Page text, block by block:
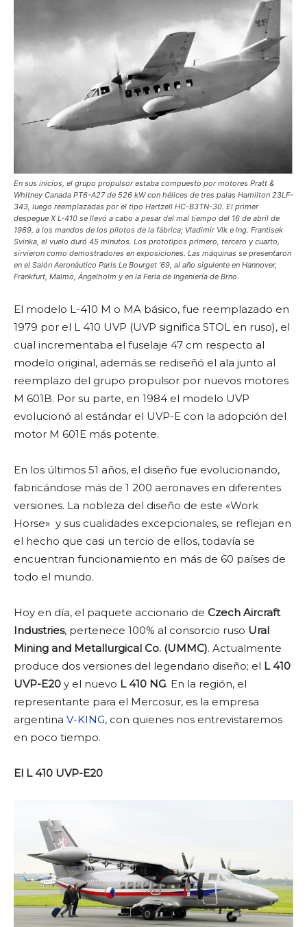
En sus inicios, el grupo propulsor estaba compuesto por motores Pratt &
Whitney Canada PT6-A27 de 526 kW con hélices de tres palas Hamilton 23LF-
343, luego reemplazadas por el tipo Hartzell HC-B3TN-30. El primer
despegue X L-410 se llevó a cabo a pesar del mal tiempo del 16 de abril de
1969, a los mandos de los pilotos de la fábrica; Vladimir Vlk e lng. Frantisek
Svinka, el vuelo duró 45 minutos. Los prototipos primero, tercero y cuarto,
sirvieron como demostradores en exposiciones. Las máquinas se presentaron
en el Salón Aeronáutico Paris Le Bourget ’69, al año siguiente en Hannover,
Frankfurt, Malmo, Ángelholm y en la Feria de Ingeniería de Brno.
El modelo L-410 M o MA básico, fue reemplazado en
1979 por el L 410 UVP (UVP significa STOL en ruso), el
cual incrementaba el fuselaje 47 cm respecto al
modelo original, además se rediseñó el ala junto al
reemplazo del grupo propulsor por nuevos motores
M 601B. Por su parte, en 1984 el modelo UVP
evolucionó al estándar el UVP-E con la adopción del
motor M 601E más potente.
En los últimos 51 años, el diseño fue evolucionando,
fabricándose más de 1 200 aeronaves en diferentes
versiones. La nobleza del diseño de este «Work
Horse» y sus cualidades excepcionales, se reflejan en
el hecho que casi un tercio de ellos, todavía se
encuentran funcionamiento en más de 60 países de
todo el mundo.
Hoy en día, el paquete accionario de Czech Aircraft
Industries, pertenece 100% al consorcio ruso Ural
Mining and Metallurgical Co. (UMMC). Actualmente
produce dos versiones del legendario diseño; el L 410
UVP-E20 y el nuevo L 410 NG. En la región, el
representante para el Mercosur, es la empresa
argentina V-KING, con quienes nos entrevistaremos
en poco tiempo.
El L 410 UVP-E20